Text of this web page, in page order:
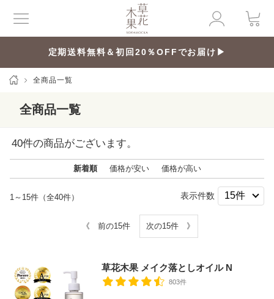
定期送料無料＆初回20％OFFでお届け▶
全商品一覧
全商品一覧
40件の商品がございます。
新着順 価格が安い 価格が高い
1～15件（全40件） 表示件数
《 前の15件 次の15件 》
草花木果 メイク落としオイル N
803件